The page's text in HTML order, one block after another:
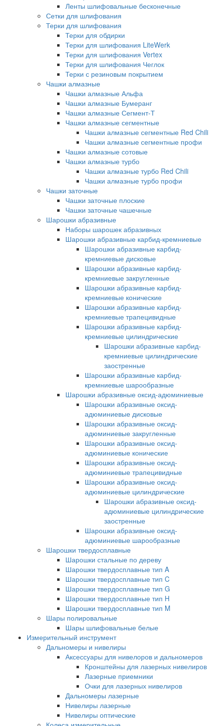
Ленты шлифовальные бесконечные
Сетки для шлифования
Терки для шлифования
Терки для обдирки
Терки для шлифования LiteWerk
Терки для шлифования Vertex
Терки для шлифования Чеглок
Терки с резиновым покрытием
Чашки алмазные
Чашки алмазные Альфа
Чашки алмазные Бумеранг
Чашки алмазные Сегмент-Т
Чашки алмазные сегментные
Чашки алмазные сегментные Red Chili
Чашки алмазные сегментные профи
Чашки алмазные сотовые
Чашки алмазные турбо
Чашки алмазные турбо Red Chili
Чашки алмазные турбо профи
Чашки заточные
Чашки заточные плоские
Чашки заточные чашечные
Шарошки абразивные
Наборы шарошек абразивных
Шарошки абразивные карбид-кремниевые
Шарошки абразивные карбид-
кремниевые дисковые
Шарошки абразивные карбид-
кремниевые закругленные
Шарошки абразивные карбид-
кремниевые конические
Шарошки абразивные карбид-
кремниевые трапецивидные
Шарошки абразивные карбид-
кремниевые цилиндрические
Шарошки абразивные карбид-
кремниевые цилиндрические
заостренные
Шарошки абразивные карбид-
кремниевые шарообразные
Шарошки абразивные оксид-адюминиевые
Шарошки абразивные оксид-
адюминиевые дисковые
Шарошки абразивные оксид-
адюминиевые закругленные
Шарошки абразивные оксид-
адюминиевые конические
Шарошки абразивные оксид-
адюминиевые трапецивидные
Шарошки абразивные оксид-
адюминиевые цилиндрические
Шарошки абразивные оксид-
адюминиевые цилиндрические
заостренные
Шарошки абразивные оксид-
адюминиевые шарообразные
Шарошки твердосплавные
Шарошки стальные по дереву
Шарошки твердосплавные тип A
Шарошки твердосплавные тип C
Шарошки твердосплавные тип G
Шарошки твердосплавные тип H
Шарошки твердосплавные тип M
Шары полировальные
Шары шлифовальные белые
Измерительный инструмент
Дальномеры и нивелиры
Аксессуары для нивелоров и дальномеров
Кронштейны для лазерных нивелиров
Лазерные приемники
Очки для лазерных нивелиров
Дальномеры лазерные
Нивелиры лазерные
Нивелиры оптические